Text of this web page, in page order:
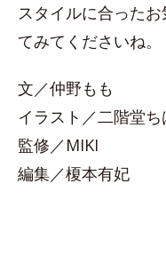
スタイルに合った
てみてくださいね。
文／仲野もも
イラスト／二階堂ち
監修／MIKI
編集／榎本有妃